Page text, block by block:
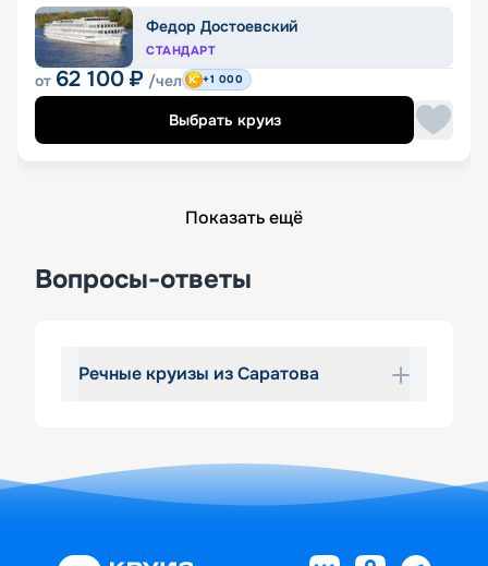
Федор Достоевский
СТАНДАРТ
от 62 100 ₽ /чел +1 000
Выбрать круиз
Показать ещё
Вопросы-ответы
Речные круизы из Саратова
далеко-далеко? Не противьтесь
этому желанию, ведь оно значит, что